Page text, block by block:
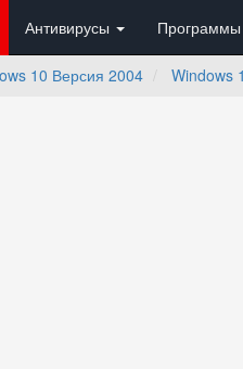
Антивирусы Программы
10 Версия 2004 Windows